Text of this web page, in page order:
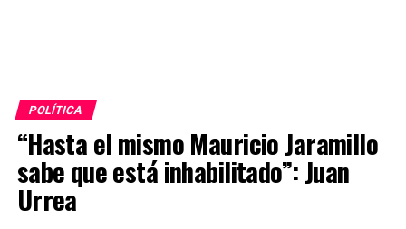
POLÍTICA
“Hasta el mismo Mauricio Jaramillo
sabe que está inhabilitado”: Juan
Urrea